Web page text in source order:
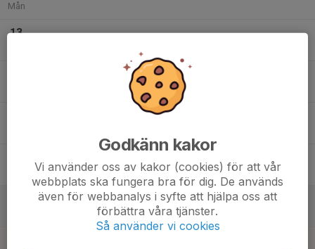
Mån
13
Godkänn kakor
Vi använder oss av kakor (cookies) för att vår
webbplats ska fungera bra för dig. De används
även för webbanalys i syfte att hjälpa oss att
förbättra våra tjänster.
Så använder vi cookies